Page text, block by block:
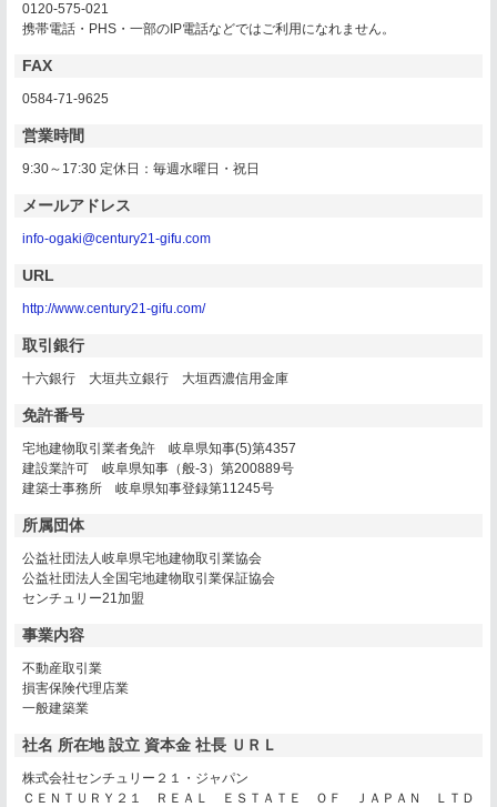
0120-575-021
携帯電話・PHS・一部のIP電話などではご利用になれません。
FAX
0584-71-9625
営業時間
9:30～17:30 定休日：毎週水曜日・祝日
メールアドレス
info-ogaki@century21-gifu.com
URL
http://www.century21-gifu.com/
取引銀行
十六銀行 大垣共立銀行 大垣西濃信用金庫
免許番号
宅地建物取引業者免許 岐阜県知事(5)第4357
建設業許可 岐阜県知事（般-3）第200889号
建築士事務所 岐阜県知事登録第11245号
所属団体
公益社団法人岐阜県宅地建物取引業協会
公益社団法人全国宅地建物取引業保証協会
センチュリー21加盟
事業内容
不動産取引業
損害保険代理店業
一般建築業
社名 所在地 設立 資本金 社長 ＵＲＬ
株式会社センチュリー２１・ジャパン
ＣＥＮＴＵＲＹ２１ ＲＥＡＬ ＥＳＴＡＴＥ ＯＦ ＪＡＰＡＮ ＬＴＤ